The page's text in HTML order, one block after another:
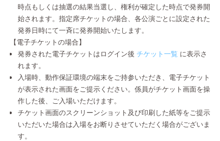
時点もしくは抽選の結果当選し、権利が確定した時点で発券開
始されます。指定席チケットの場合、各公演ごとに設定された
発券日時にて一斉に発券開始いたします。
【電子チケットの場合】
発券された電子チケットはログイン後 チケット一覧 に表示さ
れます。
入場時、動作保証環境の端末をご持参いただき、電子チケット
が表示された画面をご提示ください。係員がチケット画面を操
作した後、ご入場いただけます。
チケット画面のスクリーンショット及び印刷した紙等をご提示
いただいた場合は入場をお断りさせていただく場合がございま
す。